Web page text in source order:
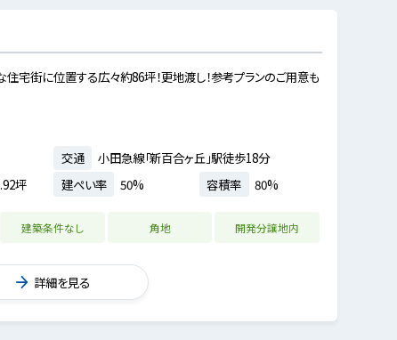
住宅街に位置する広々約86坪！更地渡し！参考プランのご用意も
交通
小田急線「新百合ヶ丘」駅徒歩18分
坪 建ぺい率 50% 容積率 80%
建築条件なし 角地 開発分譲地内
詳細を見る